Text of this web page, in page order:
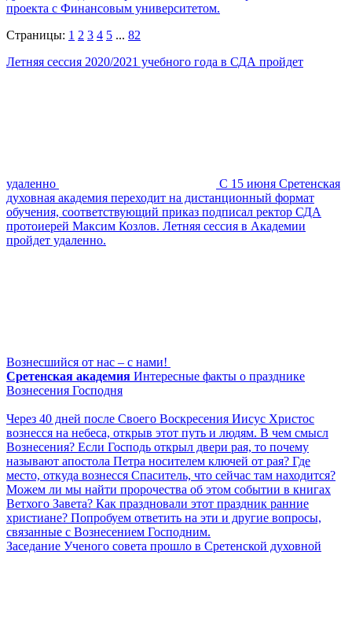
проекта с Финансовым университетом.
Страницы: 1 2 3 4 5 ... 82
Летняя сессия 2020/2021 учебного года в СДА пройдет
удаленно
С 15 июня Сретенская
духовная академия переходит на дистанционный формат
обучения, соответствующий приказ подписал ректор СДА
протоиерей Максим Козлов. Летняя сессия в Академии
пройдет удаленно.
Вознесшийся от нас – с нами!
Сретенская академия Интересные факты о празднике
Вознесения Господня
Через 40 дней после Своего Воскресения Иисус Христос
вознесся на небеса, открыв этот путь и людям. В чем смысл
Вознесения? Если Господь открыл двери рая, то почему
называют апостола Петра носителем ключей от рая? Где
место, откуда вознесся Спаситель, что сейчас там находится?
Можем ли мы найти пророчества об этом событии в книгах
Ветхого Завета? Как праздновали этот праздник ранние
христиане? Попробуем ответить на эти и другие вопросы,
связанные с Вознесением Господним.
Заседание Ученого совета прошло в Сретенской духовной